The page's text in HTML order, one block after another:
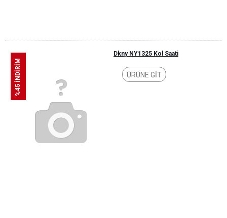
%45 İNDİRİM
Dkny NY1325 Kol Saati
ÜRÜNE GİT